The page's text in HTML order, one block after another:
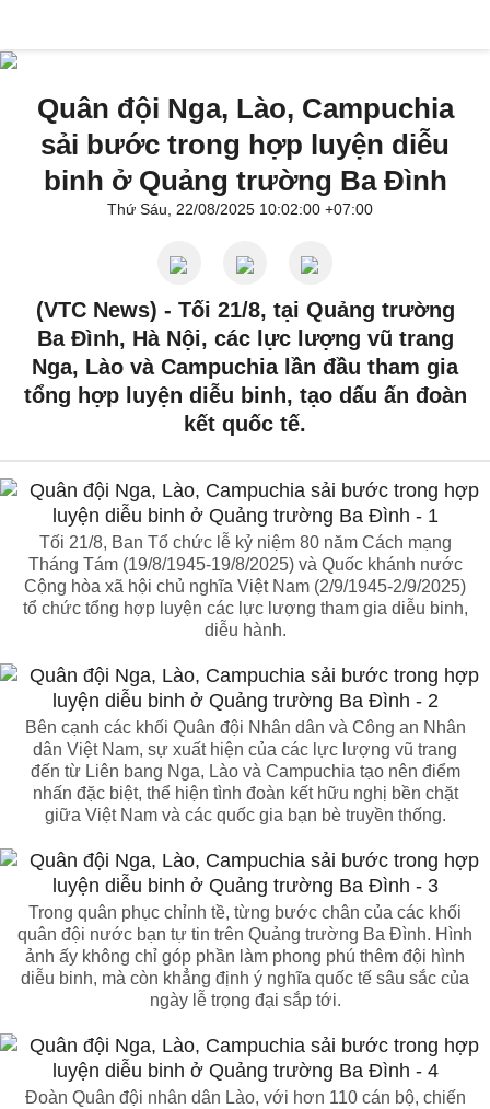
Quân đội Nga, Lào, Campuchia
sải bước trong hợp luyện diễu
binh ở Quảng trường Ba Đình
Thứ Sáu, 22/08/2025 10:02:00 +07:00
(VTC News) - Tối 21/8, tại Quảng trường
Ba Đình, Hà Nội, các lực lượng vũ trang
Nga, Lào và Campuchia lần đầu tham gia
tổng hợp luyện diễu binh, tạo dấu ấn đoàn
kết quốc tế.
Tối 21/8, Ban Tổ chức lễ kỷ niệm 80 năm Cách mạng
Tháng Tám (19/8/1945-19/8/2025) và Quốc khánh nước
Cộng hòa xã hội chủ nghĩa Việt Nam (2/9/1945-2/9/2025)
tổ chức tổng hợp luyện các lực lượng tham gia diễu binh,
diễu hành.
Bên cạnh các khối Quân đội Nhân dân và Công an Nhân
dân Việt Nam, sự xuất hiện của các lực lượng vũ trang
đến từ Liên bang Nga, Lào và Campuchia tạo nên điểm
nhấn đặc biệt, thể hiện tình đoàn kết hữu nghị bền chặt
giữa Việt Nam và các quốc gia bạn bè truyền thống.
Trong quân phục chỉnh tề, từng bước chân của các khối
quân đội nước bạn tự tin trên Quảng trường Ba Đình. Hình
ảnh ấy không chỉ góp phần làm phong phú thêm đội hình
diễu binh, mà còn khẳng định ý nghĩa quốc tế sâu sắc của
ngày lễ trọng đại sắp tới.
Đoàn Quân đội nhân dân Lào, với hơn 110 cán bộ, chiến